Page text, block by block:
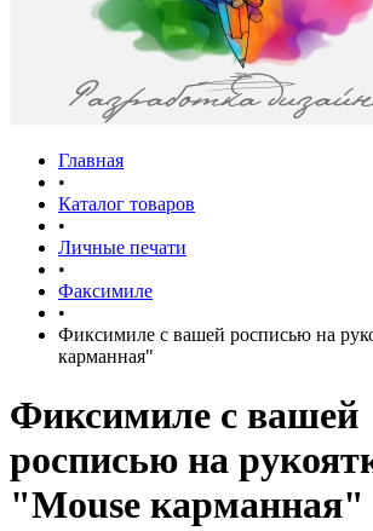
Главная
•
Каталог товаров
•
Личные печати
•
Факсимиле
•
Фиксимиле с вашей росписью на
карманная"
Фиксимиле с вашей
росписью на
"Mouse карманная"